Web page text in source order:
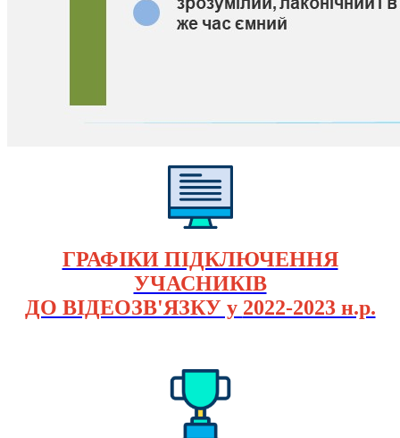
ГРАФІКИ ПІДКЛЮЧЕННЯ
УЧАСНИКІВ
ДО ВІДЕОЗВ'ЯЗКУ у 2022-2023 н.р.